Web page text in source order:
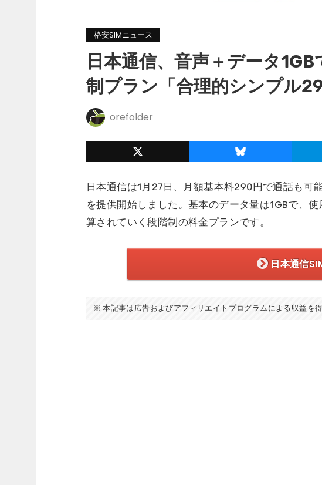
格安SIMニュース
日本通信、音声＋データ
制プラン「合理的シンプル
orefolder
日本通信は1月27日、月額基本料290円で通話も可
を提供開始しました。基本のデータ量は1GBで、
算されていく段階制の料金プランです。
日本通信
本記事は広告およびアフィリエイトプログラムによる収益を得